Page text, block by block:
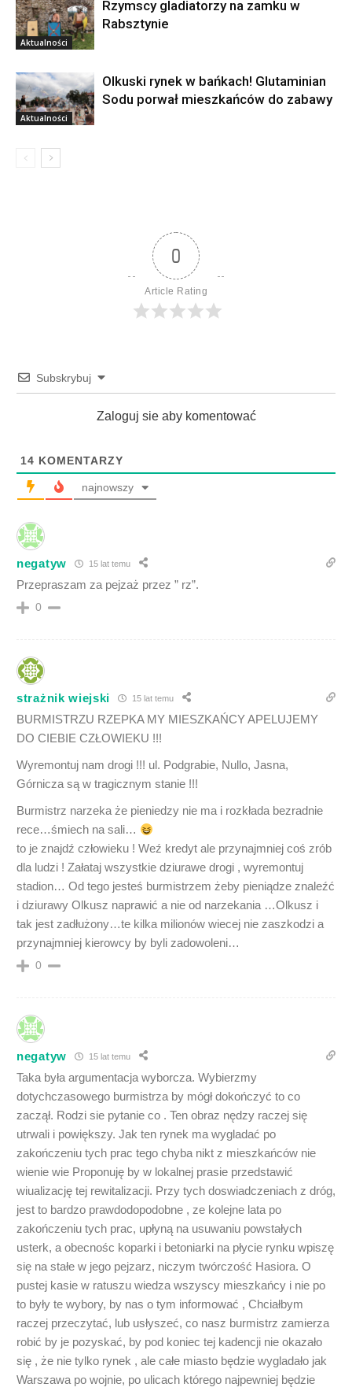
Aktualności
Rzymscy gladiatorzy na zamku w
Rabsztynie
Aktualności
Olkuski rynek w bańkach! Glutaminian
Sodu porwał mieszkańców do zabawy
0
Article Rating
Subskrybuj
Zaloguj sie aby komentować
14 KOMENTARZY
najnowszy
negatyw 15 lat temu
Przepraszam za pejzaż przez ” rz”.
0
strażnik wiejski 15 lat temu
BURMISTRZU RZEPKA MY MIESZKAŃCY APELUJEMY
DO CIEBIE CZŁOWIEKU !!!
Wyremontuj nam drogi !!! ul. Podgrabie, Nullo, Jasna,
Górnicza są w tragicznym stanie !!!
Burmistrz narzeka że pieniedzy nie ma i rozkłada bezradnie
rece…śmiech na sali…
to je znajdź człowieku ! Weź kredyt ale przynajmniej coś zrób
dla ludzi ! Załataj wszystkie dziurawe drogi , wyremontuj
stadion… Od tego jesteś burmistrzem żeby pieniądze znaleźć
i dziurawy Olkusz naprawić a nie od narzekania …Olkusz i
tak jest zadłużony…te kilka milionów wiecej nie zaszkodzi a
przynajmniej kierowcy by byli zadowoleni…
0
negatyw 15 lat temu
Taka była argumentacja wyborcza. Wybierzmy
dotychczasowego burmistrza by mógł dokończyć to co
zaczął. Rodzi sie pytanie co . Ten obraz nędzy raczej się
utrwali i powiększy. Jak ten rynek ma wygladać po
zakończeniu tych prac tego chyba nikt z mieszkańców nie
wienie wie Proponuję by w lokalnej prasie przedstawić
wiualizację tej rewitalizacji. Przy tych doswiadczeniach z dróg,
jest to bardzo prawdodopodobne , ze kolejne lata po
zakończeniu tych prac, upłyną na usuwaniu powstałych
usterk, a obecnośc koparki i betoniarki na płycie rynku wpiszę
się na stałe w jego pejzarz, niczym twórczość Hasiora. O
pustej kasie w ratuszu wiedza wszyscy mieszkańcy i nie po
to były te wybory, by nas o tym informować , Chciałbym
raczej przeczytać, lub usłyszeć, co nasz burmistrz zamierza
robić by je pozyskać, by pod koniec tej kadencji nie okazało
się , że nie tylko rynek , ale całe miasto będzie wygladało jak
Warszawa po wojnie, po ulicach którego najpewniej będzie